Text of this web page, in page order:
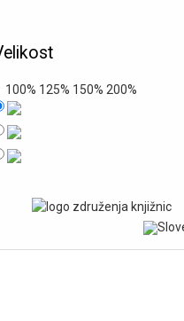
100% 125% 150% 200%